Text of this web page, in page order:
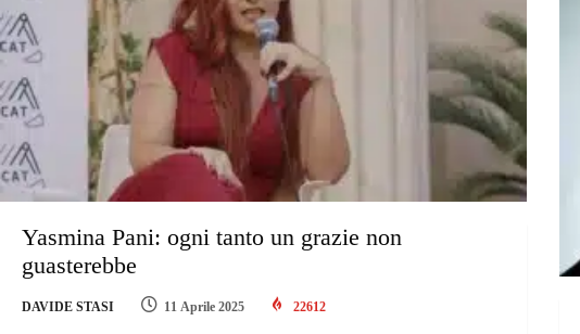
Yasmina Pani: ogni tanto un grazie non
guasterebbe
DAVIDE STASI 11 Aprile 2025 22612